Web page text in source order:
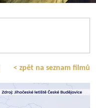
< zpět na seznam filmů